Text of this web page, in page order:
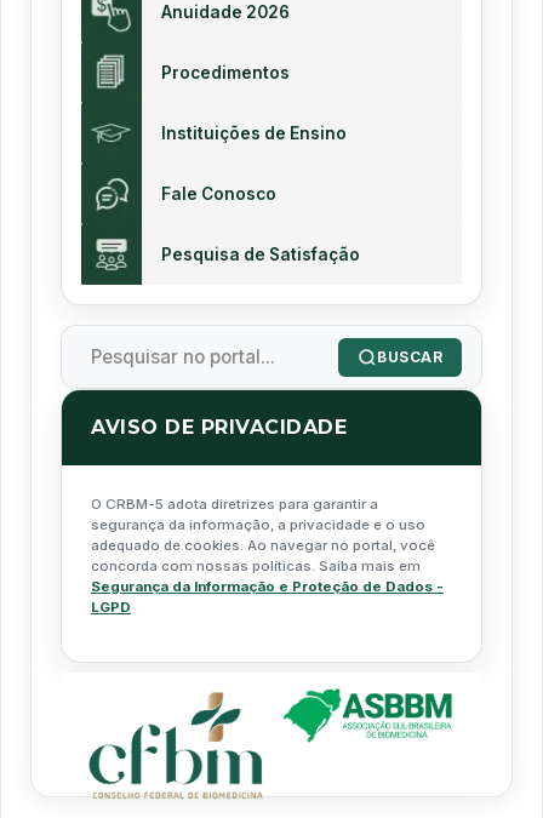
Anuidade 2026
Procedimentos
Instituições de Ensino
Fale Conosco
Pesquisa de Satisfação
BUSCAR
AVISO DE PRIVACIDADE
O CRBM-5 adota diretrizes para garantir a
segurança da informação, a privacidade e o uso
adequado de cookies. Ao navegar no portal, você
concorda com nossas políticas. Saiba mais em
Segurança da Informação e Proteção de Dados -
LGPD